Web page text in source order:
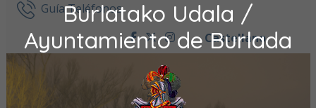
Burlatako Udala /
Ayuntamiento de Burlada
Ir al contenidoGuía Teléfonos
facebook
twitter
instagram
Castellano